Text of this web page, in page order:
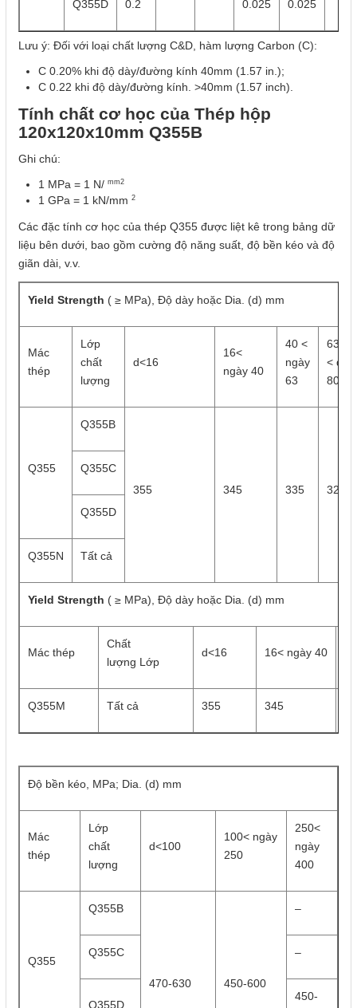
Q355D 0.2 0.025 0.025
Lưu ý: Đối với loại chất lượng C&D, hàm lượng Carbon (C):
C 0.20% khi độ dày/đường kính 40mm (1.57 in.);
C 0.22 khi độ dày/đường kính. >40mm (1.57 inch).
Tính chất cơ học của Thép hộp
120x120x10mm Q355B
Ghi chú:
1 MPa = 1 N/ mm2
1 GPa = 1 kN/mm 2
Các đặc tính cơ học của thép Q355 được liệt kê trong bảng dữ
liệu bên dưới, bao gồm cường độ năng suất, độ bền kéo và độ
giãn dài, v.v.
Yield Strength ( ≥ MPa), Độ dày hoặc Dia. (d) mm
Mác
thép
Lớp
chất
lượng
d<16
16<
ngày 40
40 <
ngày
63
63
< d
80
Q355
Q355B
355 345 335 325
Q355C
Q355D
Q355N Tất cả
Yield Strength ( ≥ MPa), Độ dày hoặc Dia. (d) mm
Mác thép
Chất
lượng Lớp
d<16 16< ngày 40
Q355M Tất cả 355 345
Độ bền kéo, MPa; Dia. (d) mm
Mác
thép
Lớp
chất
lượng
d<100
100< ngày
250
250<
ngày
400
Q355
Q355B
470-630 450-600
–
Q355C –
Q355D
450-